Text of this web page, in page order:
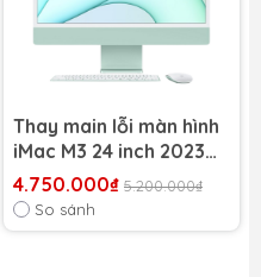
Thay main lỗi màn hình
iMac M3 24 inch 2023
A2889
4.750.000₫ 5.200.000₫
So sánh